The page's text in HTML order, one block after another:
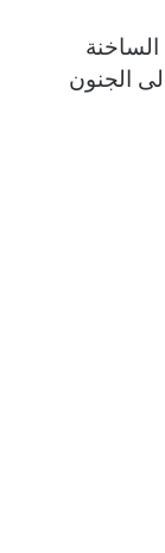
الجنون